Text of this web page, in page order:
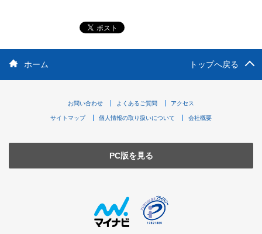
ホーム トップへ戻る
お問い合わせ よくあるご質問 アクセス
サイトマップ 個人情報の取り扱いについて 会社概要
PC版を見る